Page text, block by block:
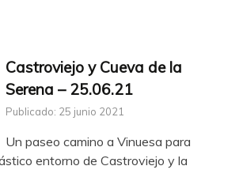
Castroviejo y Cueva de la
Serena – 25.06.21
Publicado: 25 junio 2021
Un paseo camino a Vinuesa para
entorno de Castroviejo y la